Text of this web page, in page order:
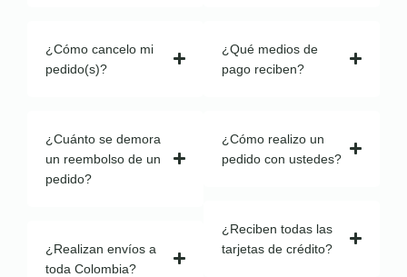
¿Cómo cancelo mi
pedido(s)?
¿Cuánto se demora
un reembolso de un
pedido?
¿Realizan envíos a
toda Colombia?
¿Qué medios de
pago reciben?
¿Cómo realizo un
pedido con ustedes?
¿Reciben todas las
tarjetas de crédito?